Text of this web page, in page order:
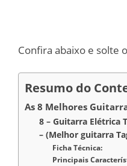
Confira abaixo e solte
Resumo do
As 8 Melhores
8 – Guitarra Elétrica
– (Melhor guitarra
Ficha Técnica:
Principais